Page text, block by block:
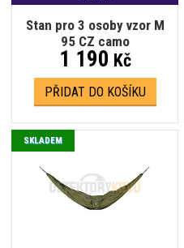
Stan pro 3 osoby vzor M
95 CZ camo
1 190 Kč
PŘIDAT DO KOŠÍKU
SKLADEM